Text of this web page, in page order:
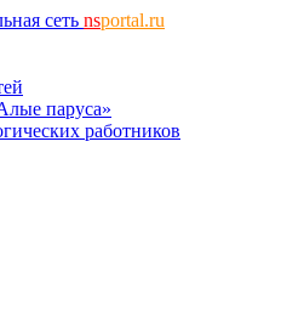
сеть nsportal.ru
паруса»
работников